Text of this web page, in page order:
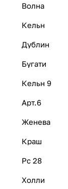
Волна
Кельн
Дублин
Бугати
Кельн 9
Арт.6
Женева
Краш
Рс 28
Холли